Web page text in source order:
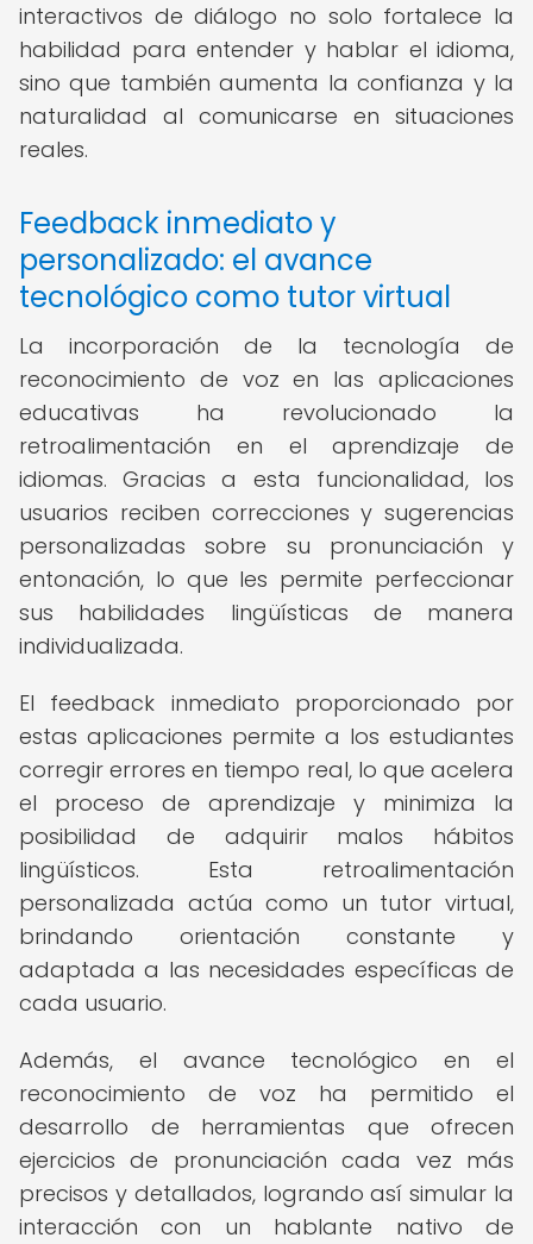
interactivos de diálogo no solo fortalece la
habilidad para entender y hablar el idioma,
sino que también aumenta la confianza y la
naturalidad al comunicarse en situaciones
reales.
Feedback inmediato y
personalizado: el avance
tecnológico como tutor virtual
La incorporación de la tecnología de
reconocimiento de voz en las aplicaciones
educativas ha revolucionado la
retroalimentación en el aprendizaje de
idiomas. Gracias a esta funcionalidad, los
usuarios reciben correcciones y sugerencias
personalizadas sobre su pronunciación y
entonación, lo que les permite perfeccionar
sus habilidades lingüísticas de manera
individualizada.
El feedback inmediato proporcionado por
estas aplicaciones permite a los estudiantes
corregir errores en tiempo real, lo que acelera
el proceso de aprendizaje y minimiza la
posibilidad de adquirir malos hábitos
lingüísticos. Esta retroalimentación
personalizada actúa como un tutor virtual,
brindando orientación constante y
adaptada a las necesidades específicas de
cada usuario.
Además, el avance tecnológico en el
reconocimiento de voz ha permitido el
desarrollo de herramientas que ofrecen
ejercicios de pronunciación cada vez más
precisos y detallados, logrando así simular la
interacción con un hablante nativo de